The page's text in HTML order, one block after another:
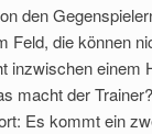
den
Feld, die können
inzwischen einem
macht der
Es kommt ein